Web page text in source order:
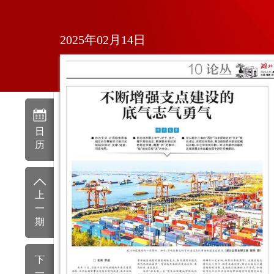
日
历
上
一
期
下
2025年02月14日